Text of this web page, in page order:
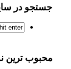
جستجو در
محبوب ترین